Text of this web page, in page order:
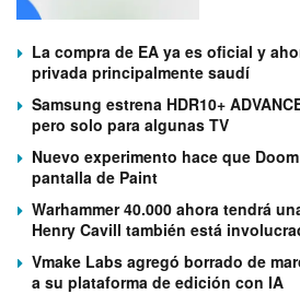
La compra de EA ya es oficial y
privada principalmente saudí
Samsung estrena HDR10+
pero solo para algunas TV
Nuevo experimento hace que Doom
pantalla de Paint
Warhammer 40.000 ahora tendrá
Henry Cavill también está
Vmake Labs agregó borrado de
a su plataforma de edición con IA